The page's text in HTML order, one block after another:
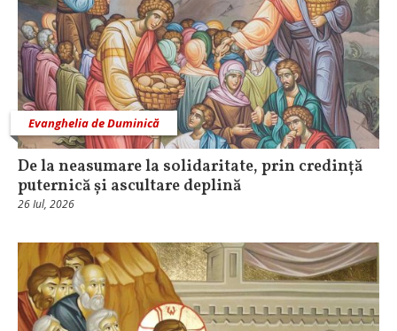
Evanghelia de Duminică
De la neasumare la solidaritate, prin credință
puternică și ascultare deplină
26 Iul, 2026